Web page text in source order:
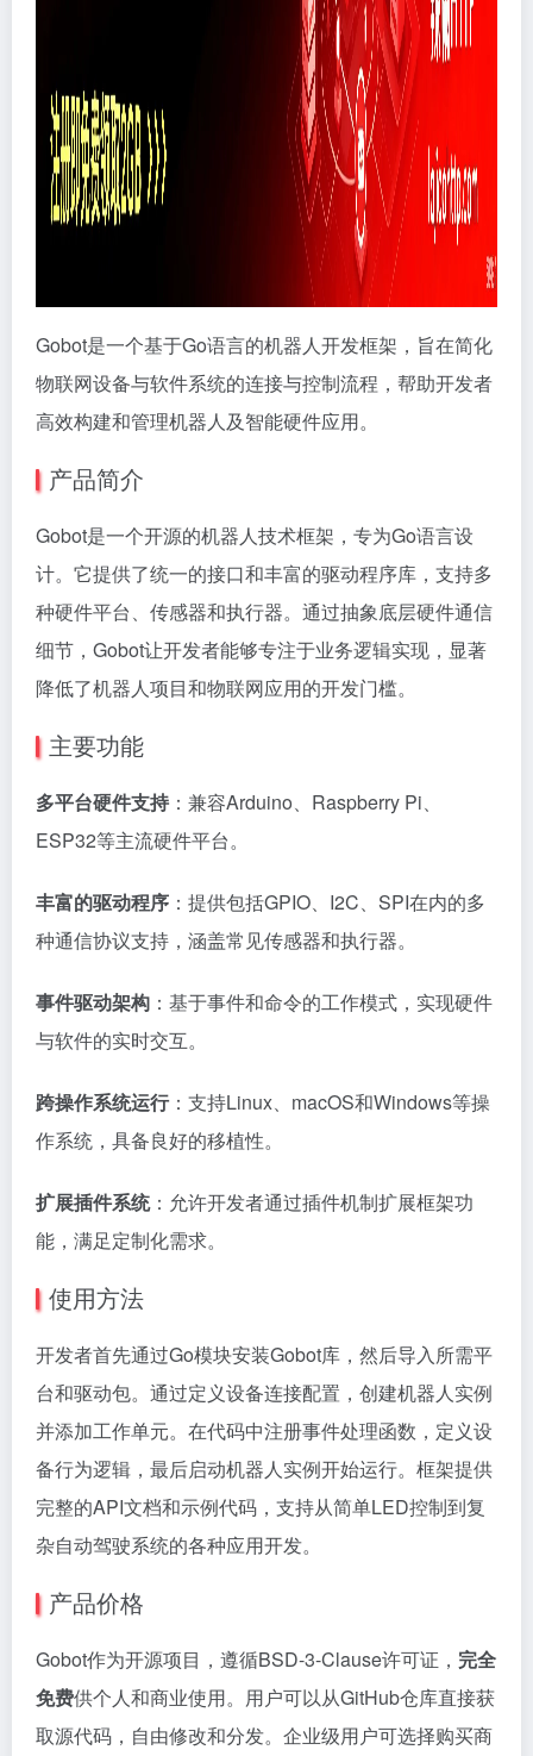
Gobot是一个基于Go语言的机器人开发框架，旨在简化
物联网设备与软件系统的连接与控制流程，帮助开发者
高效构建和管理机器人及智能硬件应用。
产品简介
Gobot是一个开源的机器人技术框架，专为Go语言设
计。它提供了统一的接口和丰富的驱动程序库，支持多
种硬件平台、传感器和执行器。通过抽象底层硬件通信
细节，Gobot让开发者能够专注于业务逻辑实现，显著
降低了机器人项目和物联网应用的开发门槛。
主要功能
多平台硬件支持 ：兼容Arduino、Raspberry Pi、
ESP32等主流硬件平台。
丰富的驱动程序 ：提供包括GPIO、I2C、SPI在内的多
种通信协议支持，涵盖常见传感器和执行器。
事件驱动架构 ：基于事件和命令的工作模式，实现硬件
与软件的实时交互。
跨操作系统运行：支持Linux、macOS和Windows等操
作系统，具备良好的移植性。
扩展插件系统：允许开发者通过插件机制扩展框架功
能，满足定制化需求。
使用方法
开发者首先通过Go模块安装Gobot库，然后导入所需平
台和驱动包。通过定义设备连接配置，创建机器人实例
并添加工作单元。在代码中注册事件处理函数，定义设
备行为逻辑，最后启动机器人实例开始运行。框架提供
完整的API文档和示例代码，支持从简单LED控制到复
杂自动驾驶系统的各种应用开发。
产品价格
Gobot作为开源项目，遵循BSD-3-Clause许可证， 完全
免费供个人和商业使用。用户可以从GitHub仓库直接获
取源代码，自由修改和分发。企业级用户可选择购买商